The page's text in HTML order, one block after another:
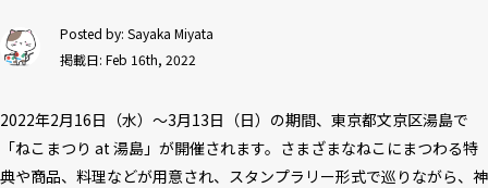
Posted by: Sayaka Miyata
掲載日: Feb 16th, 2022
2022年2月16日（水）～3月13日（日）の期間、東京都文京区湯島で
「ねこまつり at 湯島」が開催されます。さまざまなねこにまつわる特
典や商品、料理などが用意され、スタンプラリー形式で巡りながら、神